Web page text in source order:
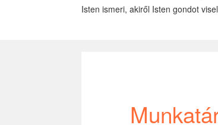
Isten ismeri, akiről Isten gondot